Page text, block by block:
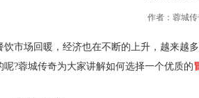
作者：蓉城
饮市场回暖，经济也在不断的上升，越来越
呢?蓉城传奇为大家讲解如何选择一个优质的